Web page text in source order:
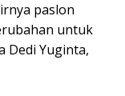
paslon
untuk
Dedi Yuginta,